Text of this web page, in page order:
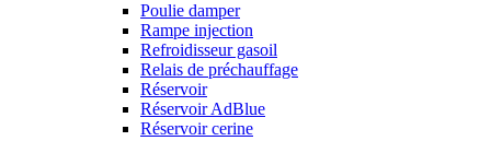
Poulie damper
Rampe injection
Refroidisseur gasoil
Relais de préchauffage
Réservoir
Réservoir AdBlue
Réservoir cerine